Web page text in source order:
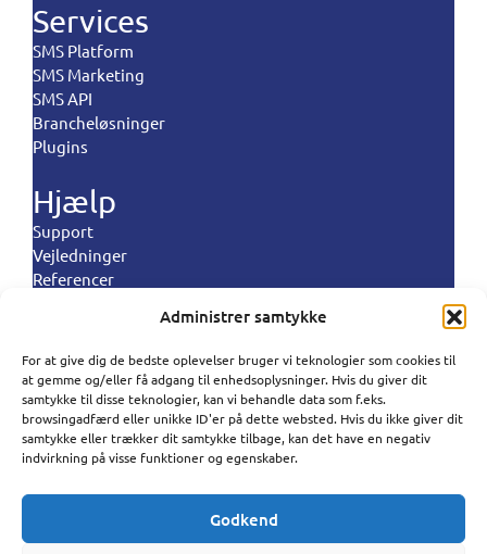
Administrer samtykke
For at give dig de bedste oplevelser bruger vi teknologier som cookies til
at gemme og/eller få adgang til enhedsoplysninger. Hvis du giver dit
samtykke til disse teknologier, kan vi behandle data som f.eks.
browsingadfærd eller unikke ID'er på dette websted. Hvis du ikke giver dit
samtykke eller trækker dit samtykke tilbage, kan det have en negativ
indvirkning på visse funktioner og egenskaber.
Godkend
Services
SMS Platform
SMS Marketing
SMS API
Brancheløsninger
Plugins
Hjælp
Support
Vejledninger
Referencer
Politikker
Vilkår og betingelser
Privatlivspolitik
Databehandlignspolitik
Cookiepolitik
SureSMS ApS | Industriholmen 82, 2650 Hvidovre
Português
Polski